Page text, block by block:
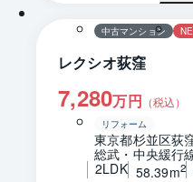
中古マンション
レクシオ荻窪
7,280万円 （税込）
リフォーム
東京都杉並区荻
総武・中央緩行
2LDK 58.39m2